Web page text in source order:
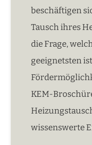
beschäftigen
Tausch ihres
die Frage,
geeignetsten
KEM-
wissenswerte